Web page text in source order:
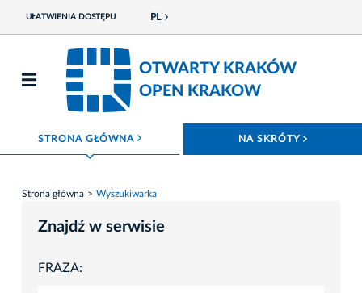
UŁATWIENIA DOSTĘPU PL
OTWARTY KRAKÓW
OPEN KRAKOW
STRONA GŁÓWNA ROZWIŃ MENU NA SKRÓTY
Strona główna Wyszukiwarka
Znajdź w serwisie
FRAZA: